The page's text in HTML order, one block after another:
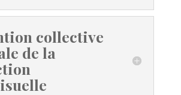
collective
de la